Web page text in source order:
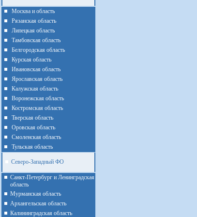
Москва и область
Рязанская область
Липецкая область
Тамбовская область
Белгородская область
Курская область
Ивановская область
Ярославская область
Калужская область
Воронежская область
Костромская область
Тверская область
Оровская область
Смоленская область
Тульская область
Северо-Западный ФО
Санкт-Петербург и Ленинградская
область
Мурманская область
Архангельская область
Калининградская область